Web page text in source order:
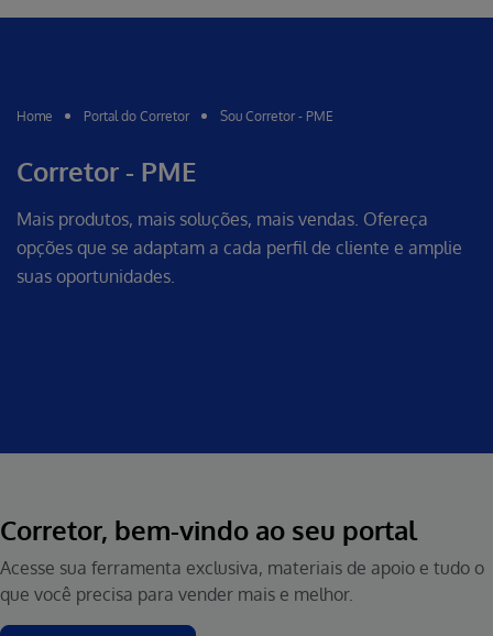
Home Portal do Corretor Sou Corretor - PME
Corretor - PME
Mais produtos, mais soluções, mais vendas. Ofereça
opções que se adaptam a cada perfil de cliente e amplie
suas oportunidades.
Corretor, bem-vindo ao seu portal
Acesse sua ferramenta exclusiva, materiais de apoio e tudo o
que você precisa para vender mais e melhor.